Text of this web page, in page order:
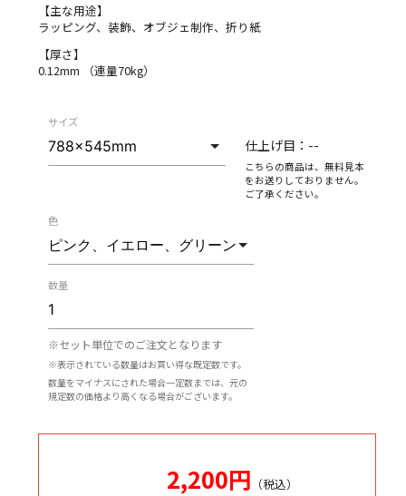
【主な用途】
ラッピング、装飾、オブジェ制作、折り紙
【厚さ】
0.12mm （連量70kg）
サイズ
仕上げ目： --
こちらの商品は、無料見本
をお送りしておりません。
ご了承ください。
色
数量
※セット単位でのご注文となります
※表示されている数量はお買い得な既定数です。
数量をマイナスにされた場合一定数までは、元の
規定数の価格より高くなる場合がございます。
2,200円 （税込）